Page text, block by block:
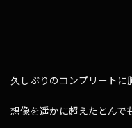
久しぶりのコンプリートに
想像を遥かに超えたとんで